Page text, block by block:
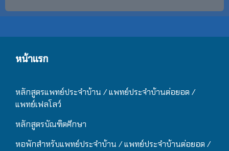
หน้าแรก
หลักสูตรแพทย์ประจำบ้าน / แพทย์ประจำบ้านต่อยอด /
แพทย์เฟลโลว์
หลักสูตรบัณฑิตศึกษา
หอพักสำหรับแพทย์ประจำบ้าน / แพทย์ประจำบ้านต่อยอด /